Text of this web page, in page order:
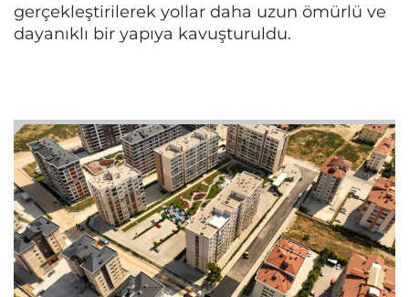
gerçekleştirilerek yollar daha uzun ömürlü ve
dayanıklı bir yapıya kavuşturuldu.